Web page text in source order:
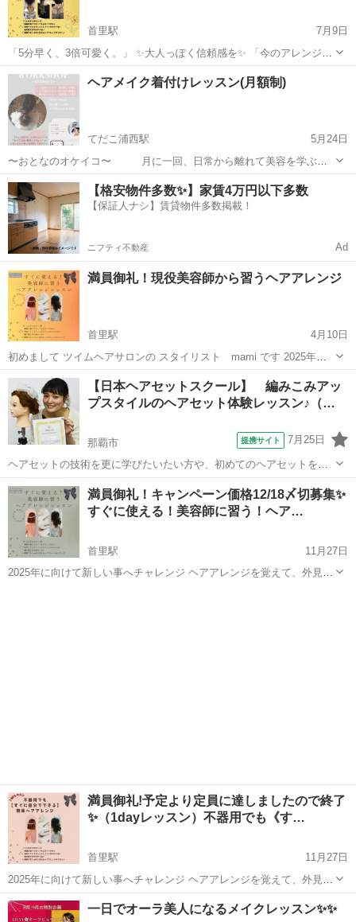
首里駅
7月9日
「5分早く、3倍可愛く。」 ✨大人っぽく信頼感を✨ 「今のアレンジ
に、“プロのひと手間”をプラスしてみませんか？」 自己流でも悪くな
い。でも、プロならではのコツを知れば、 もっと早く、もっと綺麗
に、もっと“私らしく”仕上...
沖縄 那覇市 首里駅 ヘアメイク
ヘアメイク着付けレッスン(月額制)
てだこ浦西駅
5月24日
〜おとなのオケイコ〜 月に一回、日常から離れて美容を学ぶ時
間を作ってみませんか？？✨ 年齢問わず、ヘアメイクや着付けに興
味がある方はどなたでも大歓迎🙌 レッスンクラスは3つ！ ①一般向け
クラス(第2木曜19:...
沖縄 沖縄市 てだこ浦西駅 ヘアメイク お茶会
【格安物件多数✨】家賃4万円以下多数
【保証人ナシ】賃貸物件多数掲載！
ニフティ不動産 Ad
満員御礼！現役美容師から習うヘアアレンジ
首里駅
4月10日
初めまして ツイムヘアサロンの スタイリスト mami です 2025年
4/11〜 《ヘアアレンジ講座》を CLOSET for ALLで開催いたします^_^
美容を通して 知ると言う技術で 何倍に...
沖縄 那覇市 首里駅 ヘアメイク 講座
【日本ヘアセットスクール】 編みこみアッ
プスタイルのヘアセット体験レッスン♪（…
那覇市 提携サイト 7月25日
ヘアセットの技術を更に学びたいたい方や、初めてのヘアセットを一
から学びたい方へ当スクールで学べる技術を実際に体感して頂きま
す！ トレンドのヘアスタイルを実際にセットしてもらいます(*˘︶
˘*).｡.:*♡ 現役スタイリスト...
沖縄 那覇市 ヘアメイク
満員御礼！キャンペーン価格12/18〆切募集✨
すぐに使える！美容師に習う！ヘア…
首里駅
11月27日
2025年に向けて新しい事へチャレンジ ヘアアレンジを覚えて、外見か
満員御礼!予定より定員に達しましたので終了
✨（1dayレッスン）不器用でも《す…
首里駅
11月27日
2025年に向けて新しい事へチャレンジ ヘアアレンジを覚えて、外見か
ら変化を楽しんでみませんか？ ヘアスタイルの印象で全ては変わりま
す 初心者🔰不器用さん大歓迎⭐︎ まず何から練習したらいいかわからな
沖縄 那覇市 首里駅 ヘアメイク レッスン
一日でオーラ美人になるメイクレッスン✨✨